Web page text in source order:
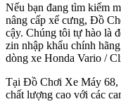
Nếu bạn đang tìm kiếm
nâng cấp xế cưng, Đồ
cậy. Chúng tôi tự hào là
zin nhập khẩu chính
dòng xe Honda Vario /
Tại Đồ Chơi Xe Máy 68,
chất lượng cao với các